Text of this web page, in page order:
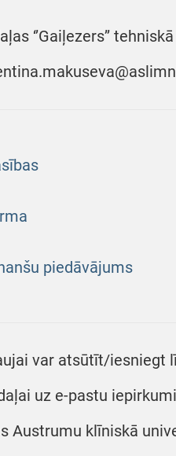
‘’Gaiļezers’’
piedāvājums
var atsūtīt/iesniegt
uz e-pastu
Austrumu klīniskā